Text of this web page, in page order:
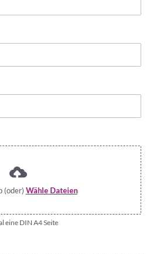
(oder) Wähle Dateien
eine DIN A4 Seite